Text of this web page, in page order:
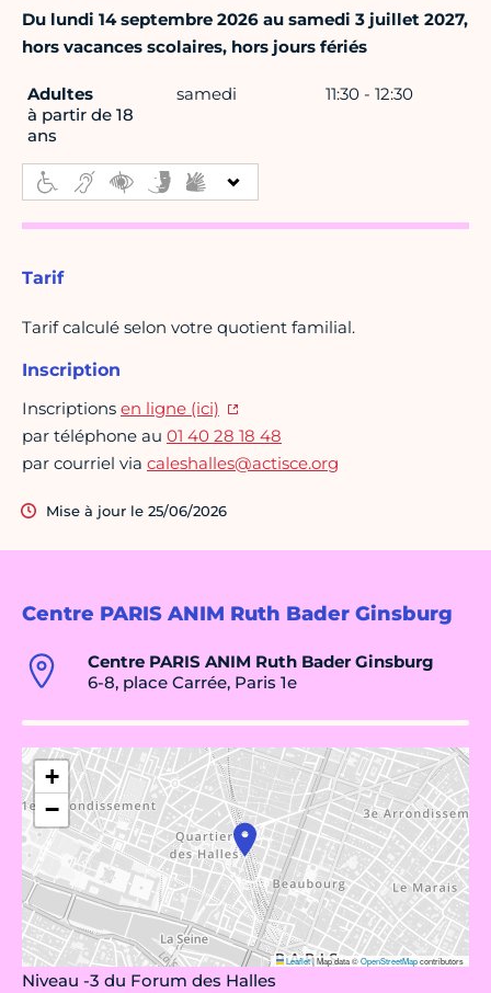
Centre PARIS ANIM Ruth Bader Ginsburg
Centre PARIS ANIM Ruth Bader Ginsburg
6-8, place Carrée, Paris 1e
+
−
Leaflet|Map data ©OpenStreetMapcontributors
Niveau -3 du Forum des Halles
Du lundi 14 septembre 2026 au samedi 3 juillet 2027,
hors vacances scolaires, hors jours fériés
Adultes
à partir de 18
ans
samedi 11:30 - 12:30
Tarif
Tarif calculé selon votre quotient familial.
Inscription
Inscriptions en ligne (ici)
par téléphone au 01 40 28 18 48
par courriel via caleshalles@actisce.org
Mise à jour le 25/06/2026